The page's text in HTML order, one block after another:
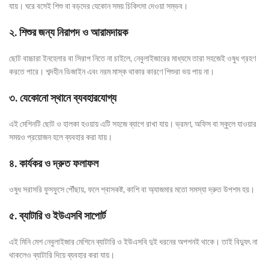
যায়। ঘরে বসেই শিশু বা বড়দের যেকোন সময় চিকিৎসা দেওয়া সম্ভব।
২️. শিশুর জন্য নিরাপদ ও আরামদায়ক
ছোট বাচ্চারা ইনহেলার বা সিরাপ নিতে না চাইলে, নেবুলাইজারের মাধ্যমে তারা সহজেই ওষুধ গ্রহণ
করতে পারে। শব্দহীন ডিজাইন এবং নরম মাস্ক থাকার কারণে শিশুরা ভয় পায় না।
৩️. যেকোনো স্থানে ব্যবহারযোগ্য
এই মেশিনটি ছোট ও হালকা হওয়ায় এটি সহজে ব্যাগে রাখা যায়। ভ্রমণ, অফিস বা স্কুলে যাওয়ার
সময়ও প্রয়োজন হলে ব্যবহার করা যায়।
৪️. কার্যকর ও দ্রুত ফলাফল
ওষুধ সরাসরি ফুসফুসে পৌঁছায়, ফলে শ্বাসকষ্ট, কাশি বা অ্যাজমার মতো সমস্যা দ্রুত উপশম হয়।
৫️. ব্যাটারি ও ইউএসবি সাপোর্ট
এই মিনি মেশ নেবুলাইজার মেশিনে ব্যাটারি ও ইউএসবি দুই ধরনের অপশনই থাকে। তাই বিদ্যুৎ না
থাকলেও ব্যাটারি দিয়ে ব্যবহার করা যায়।